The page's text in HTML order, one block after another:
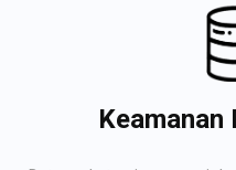
Keamanan